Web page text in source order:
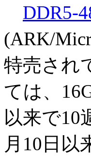
DDR5-
(ARK/
特売され
ては、
以来で10
月10日以